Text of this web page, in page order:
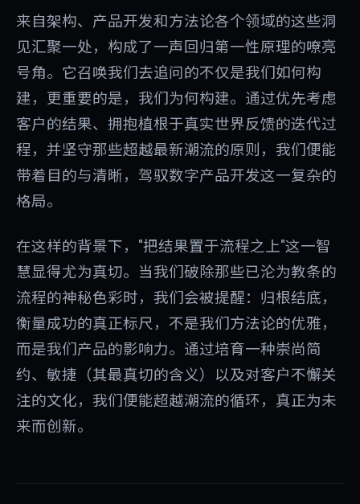
来自架构、产品开发和方法论各个领域的这些洞
见汇聚一处，构成了一声回归第一性原理的嘹亮
号角。它召唤我们去追问的不仅是我们如何构
建，更重要的是，我们为何构建。通过优先考虑
客户的结果、拥抱植根于真实世界反馈的迭代过
程，并坚守那些超越最新潮流的原则，我们便能
带着目的与清晰，驾驭数字产品开发这一复杂的
格局。
在这样的背景下，"把结果置于流程之上"这一智
慧显得尤为真切。当我们破除那些已沦为教条的
流程的神秘色彩时，我们会被提醒：归根结底，
衡量成功的真正标尺，不是我们方法论的优雅，
而是我们产品的影响力。通过培育一种崇尚简
约、敏捷（其最真切的含义）以及对客户不懈关
注的文化，我们便能超越潮流的循环，真正为未
来而创新。